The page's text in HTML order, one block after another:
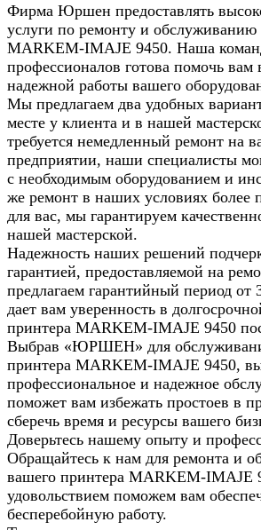
Фирма Юршен предоставлять
услуги по ремонту и обслуживанию
MARKEM-IMAJE 9450. Наша
профессионалов готова помочь вам
надежной работы вашего
Мы предлагаем два удобных
месте у клиента и в нашей
требуется немедленный ремонт на
предприятии, наши специалисты
с необходимым оборудованием и
же ремонт в наших условиях более
для вас, мы гарантируем
нашей мастерской.
Надежность наших решений
гарантией, предоставляемой на
предлагаем гарантийный период от
дает вам уверенность в
принтера MARKEM-IMAJE 9450
Выбрав «ЮРШЕН» для
принтера MARKEM-IMAJE 9450,
профессиональное и надежное
поможет вам избежать простоев в
сберечь время и ресурсы вашего
Доверьтесь нашему опыту и
Обращайтесь к нам для ремонта и
вашего принтера MARKEM-IMAJE
удовольствием поможем вам
бесперебойную работу.